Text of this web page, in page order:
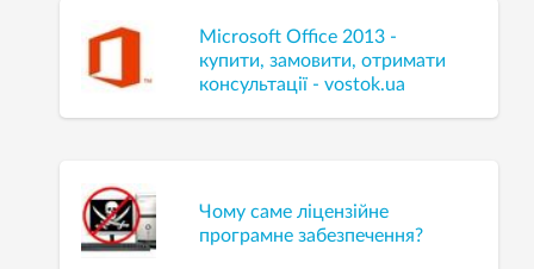
Microsoft Office 2013 -
купити, замовити, отримати
консультації - vostok.ua
Чому саме ліцензійне
програмне забезпечення?